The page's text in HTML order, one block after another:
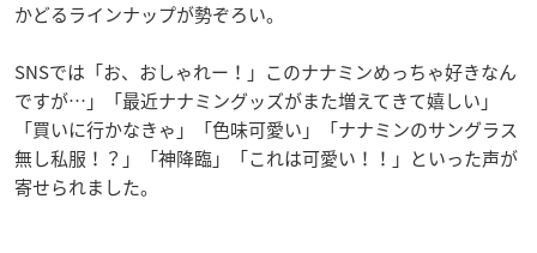
かどるラインナップが勢ぞろい。
SNSでは「お、おしゃれー！」このナナミンめっちゃ好きなん
ですが…」「最近ナナミングッズがまた増えてきて嬉しい」
「買いに行かなきゃ」「色味可愛い」「ナナミンのサングラス
無し私服！？」「神降臨」「これは可愛い！！」といった声が
寄せられました。